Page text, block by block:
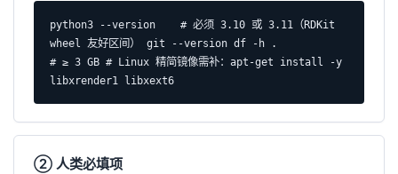
python3 --version    # 必须 3.10 或 3.11（RDKit
wheel 友好区间） git --version df -h .
# ≥ 3 GB # Linux 精简镜像需补：apt-get install -y
libxrender1 libxext6
② 人类必填项